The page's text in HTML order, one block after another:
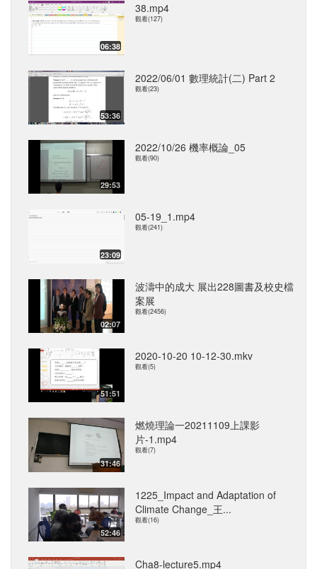
06:38
38.mp4
觀看(127)
53:36
2022/06/01 數理統計(二) Part 2
觀看(23)
29:53
2022/10/26 機率概論_05
觀看(90)
23:09
05-19_1.mp4
觀看(241)
02:07
波濤中的成大 展出228圖書及校史檔
案展
觀看(2456)
51:51
2020-10-20 10-12-30.mkv
觀看(5)
31:46
燃燒理論一20211109上課影
片-1.mp4
觀看(7)
52:46
1225_Impact and Adaptation of
Climate Change_王...
觀看(16)
Cha8-lecture5.mp4